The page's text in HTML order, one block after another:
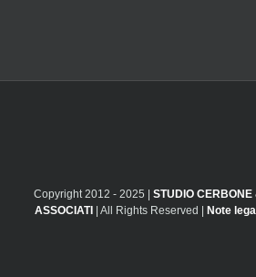
Copyright 2012 - 2025 | STUDIO CERBONE
ASSOCIATI
| All Rights Reserved | Note